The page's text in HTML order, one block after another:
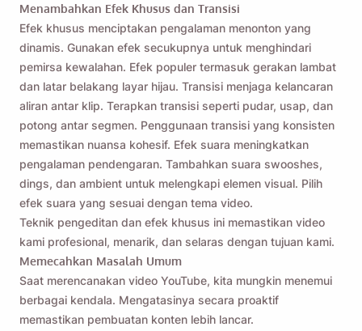
Menambahkan Efek Khusus dan Transisi
Efek khusus menciptakan pengalaman menonton yang
dinamis. Gunakan efek secukupnya untuk menghindari
pemirsa kewalahan. Efek populer termasuk gerakan lambat
dan latar belakang layar hijau. Transisi menjaga kelancaran
aliran antar klip. Terapkan transisi seperti pudar, usap, dan
potong antar segmen. Penggunaan transisi yang konsisten
memastikan nuansa kohesif. Efek suara meningkatkan
pengalaman pendengaran. Tambahkan suara swooshes,
dings, dan ambient untuk melengkapi elemen visual. Pilih
efek suara yang sesuai dengan tema video.
Teknik pengeditan dan efek khusus ini memastikan video
kami profesional, menarik, dan selaras dengan tujuan kami.
Memecahkan Masalah Umum
Saat merencanakan video YouTube, kita mungkin menemui
berbagai kendala. Mengatasinya secara proaktif
memastikan pembuatan konten lebih lancar.